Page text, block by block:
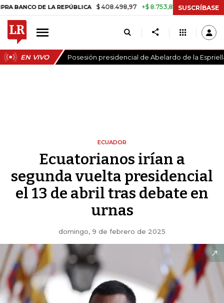
DE LA REPÚBLICA $ 408.498,97 +$ 8.753,81 +2,19% TASA DE
SUSCRÍBASE
EN VIVO Posesión presidencial de Abelardo de la
ECUADOR
Ecuatorianos irían a
segunda vuelta presidencial
el 13 de abril tras debate en
urnas
domingo, 9 de febrero de 2025